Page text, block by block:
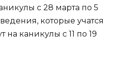
с 28 марта по 5
которые учатся
на каникулы с 11 по 19